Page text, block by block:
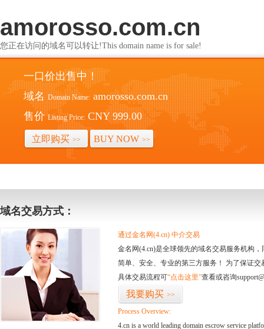
amorosso.com.cn
您正在访问的域名可以转让!This domain name is for sale!
一口价出售中！
域名 Domain Name: amorosso.com.cn
售价 Listing Price: CNY 999.00
立即购买 >> BUY NOW >>
域名交易方式：
通过金名网(4.cn) 中介交易
金名网(4.cn)是全球领先的域名交易服务机构
简单、安全、专业的第三方服务！ 为了保证
具体交易流程可“点击这里”查看或咨询
我要购买 >>
Process Overview:
4.cn is a world leading domain escrow service